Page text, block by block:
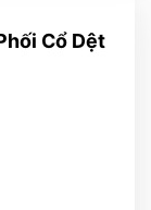
Cổ Dệt
lượng